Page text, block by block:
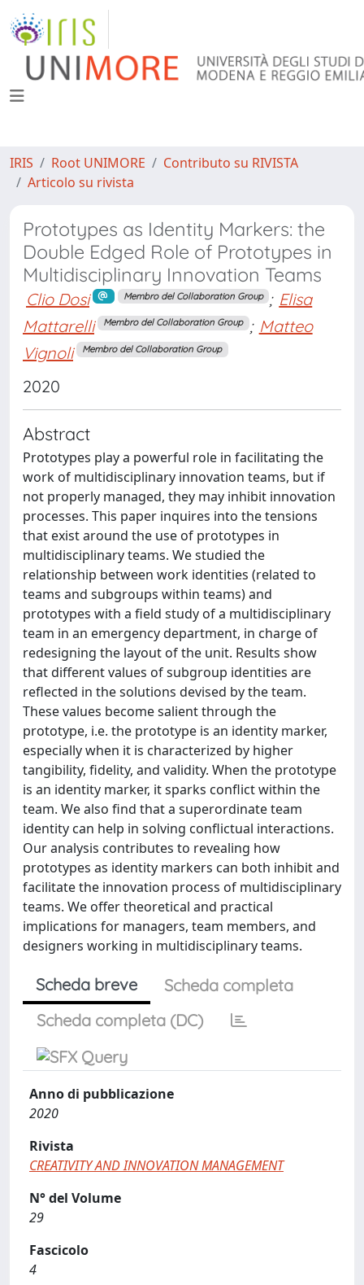
IRIS Root UNIMORE
Contributo su RIVISTA
Articolo su rivista
Prototypes as Identity Markers: the
Double Edged Role of Prototypes in
Multidisciplinary Innovation Teams
Clio Dosi Membro del Collaboration Group ; Elisa
Mattarelli
Membro del Collaboration Group ; Matteo
Vignoli
Membro del Collaboration Group
2020
Abstract
Prototypes play a powerful role in facilitating the
work of multidisciplinary innovation teams, but if
not properly managed, they may inhibit innovation
processes. This paper inquires into the tensions
that exist around the use of prototypes in
multidisciplinary teams. We studied the
relationship between work identities (related to
teams and subgroups within teams) and
prototypes with a field study of a multidisciplinary
team in an emergency department, in charge of
redesigning the layout of the unit. Results show
that different values of subgroup identities are
reflected in the solutions devised by the team.
These values become salient through the
prototype, i.e. the prototype is an identity marker,
especially when it is characterized by higher
tangibility, fidelity, and validity. When the prototype
is an identity marker, it sparks conflict within the
team. We also find that a superordinate team
identity can help in solving conflictual interactions.
Our analysis contributes to revealing how
prototypes as identity markers can both inhibit and
facilitate the innovation process of multidisciplinary
teams. We offer theoretical and practical
implications for managers, team members, and
designers working in multidisciplinary teams.
Scheda breve
Scheda completa
Scheda completa (DC)
Anno di pubblicazione
2020
Rivista
CREATIVITY AND INNOVATION MANAGEMENT
N° del Volume
29
Fascicolo
4